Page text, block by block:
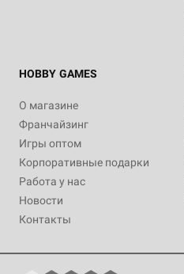
HOBBY GAMES
О магазине
Франчайзинг
Игры оптом
Корпоративные подарки
Работа у нас
Новости
Контакты